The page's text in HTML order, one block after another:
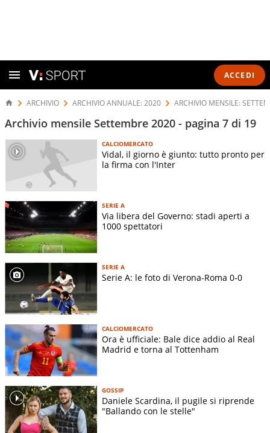
ACCEDI
ARCHIVIO ARCHIVIO ANNUALE: 2020 ARCHIVIO MENSILE:
Archivio mensile Settembre 2020 - pagina 7 di 19
CALCIOMERCATO
Vidal, il giorno è giunto: tutto pronto per
la firma con l'Inter
SERIE A
Via libera del Governo: stadi aperti a
1000 spettatori
SERIE A
Serie A: le foto di Verona-Roma 0-0
CALCIOMERCATO
Ora è ufficiale: Bale dice addio al Real
Madrid e torna al Tottenham
GOSSIP
Daniele Scardina, il pugile si riprende
"Ballando con le stelle"